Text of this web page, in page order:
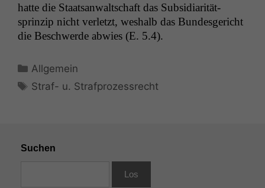
hat­te die Staat­san­waltschaft das Sub­sidiar­ität­
sprinzip nicht ver­let­zt, weshalb das Bun­des­gericht
die Beschw­erde abwies (E. 5.4).
Kategorien
Allgemein
Schlagwörter
Straf- u. Strafprozessrecht
Suchen